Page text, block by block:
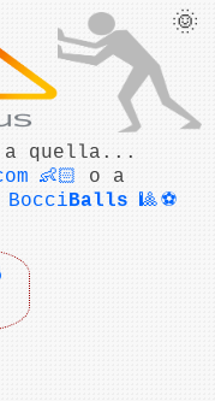
a quella...
👶🏻
o a
BocciBalls 🎱 ⚽